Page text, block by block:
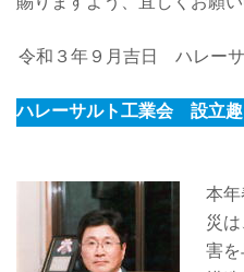
令和３年９月吉日 ハレー
ハレーサルト工業会 設立
本
災
害